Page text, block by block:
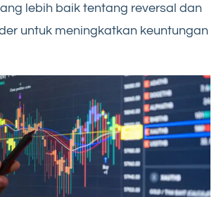
lebih baik tentang reversal dan
untuk meningkatkan keuntungan